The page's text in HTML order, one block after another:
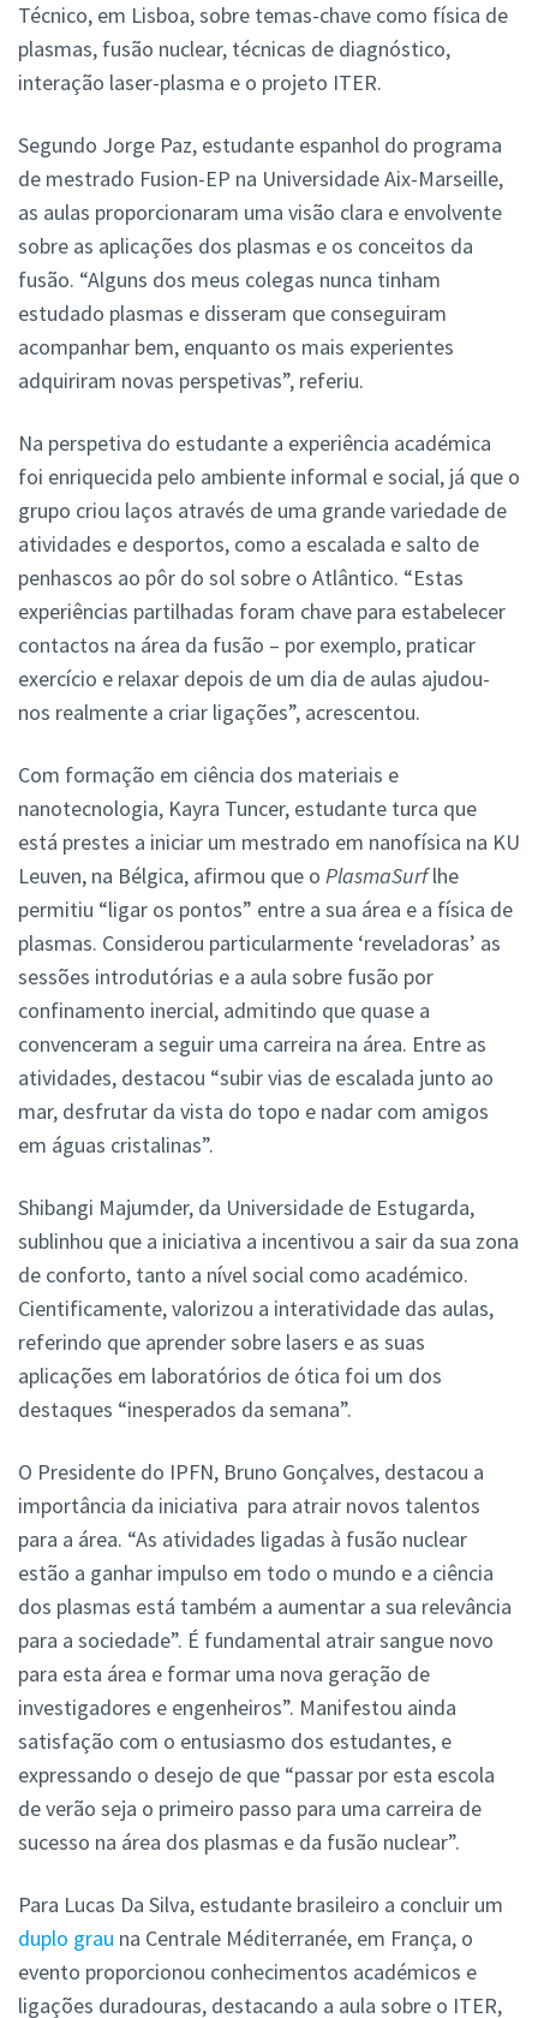
Técnico, em Lisboa, sobre temas-chave como física de
plasmas, fusão nuclear, técnicas de diagnóstico,
interação laser-plasma e o projeto ITER.
Segundo Jorge Paz, estudante espanhol do programa
de mestrado Fusion-EP na Universidade Aix-Marseille,
as aulas proporcionaram uma visão clara e envolvente
sobre as aplicações dos plasmas e os conceitos da
fusão. “Alguns dos meus colegas nunca tinham
estudado plasmas e disseram que conseguiram
acompanhar bem, enquanto os mais experientes
adquiriram novas perspetivas”, referiu.
Na perspetiva do estudante a experiência académica
foi enriquecida pelo ambiente informal e social, já que o
grupo criou laços através de uma grande variedade de
atividades e desportos, como a escalada e salto de
penhascos ao pôr do sol sobre o Atlântico. “Estas
experiências partilhadas foram chave para estabelecer
contactos na área da fusão – por exemplo, praticar
exercício e relaxar depois de um dia de aulas ajudou-
nos realmente a criar ligações”, acrescentou.
Com formação em ciência dos materiais e
nanotecnologia, Kayra Tuncer, estudante turca que
está prestes a iniciar um mestrado em nanofísica na KU
Leuven, na Bélgica, afirmou que o PlasmaSurflhe
permitiu “ligar os pontos” entre a sua área e a física de
plasmas. Considerou particularmente ‘reveladoras’ as
sessões introdutórias e a aula sobre fusão por
confinamento inercial, admitindo que quase a
convenceram a seguir uma carreira na área. Entre as
atividades, destacou “subir vias de escalada junto ao
mar, desfrutar da vista do topo e nadar com amigos
em águas cristalinas”.
Shibangi Majumder, da Universidade de Estugarda,
sublinhou que a iniciativa a incentivou a sair da sua zona
de conforto, tanto a nível social como académico.
Cientificamente, valorizou a interatividade das aulas,
referindo que aprender sobre lasers e as suas
aplicações em laboratórios de ótica foi um dos
destaques “inesperados da semana”.
O Presidente do IPFN, Bruno Gonçalves, destacou a
importância da iniciativa para atrair novos talentos
para a área. “As atividades ligadas à fusão nuclear
estão a ganhar impulso em todo o mundo e a ciência
dos plasmas está também a aumentar a sua relevância
para a sociedade”. É fundamental atrair sangue novo
para esta área e formar uma nova geração de
investigadores e engenheiros”. Manifestou ainda
satisfação com o entusiasmo dos estudantes, e
expressando o desejo de que “passar por esta escola
de verão seja o primeiro passo para uma carreira de
sucesso na área dos plasmas e da fusão nuclear”.
Para Lucas Da Silva, estudante brasileiro a concluir um
duplo grau na Centrale Méditerranée, em França, o
evento proporcionou conhecimentos académicos e
ligações duradouras, destacando a aula sobre o ITER,